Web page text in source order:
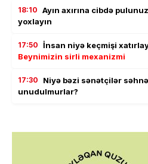
18:10 Ayın axırına cibdə
yoxlayın
17:50 İnsan niyə keçmişi
Beynimizin sirli mexanizmi
17:30
Niyə bəzi sənətçilər
unudulmurlar?